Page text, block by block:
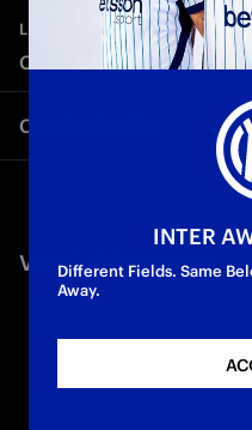
LEGENDS —27 apr 2025
CIAO JAIR, IL RICORDO
Il cordoglio del Club e di
scomparsa del numero 7
Condividi video
Twitter
VIDEO CORRELATI
INTER
Different Fields. Same
Away.